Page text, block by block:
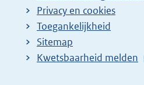
Privacy en cookies
Toegankelijkheid
Sitemap
E
Kwetsbaarheid melden